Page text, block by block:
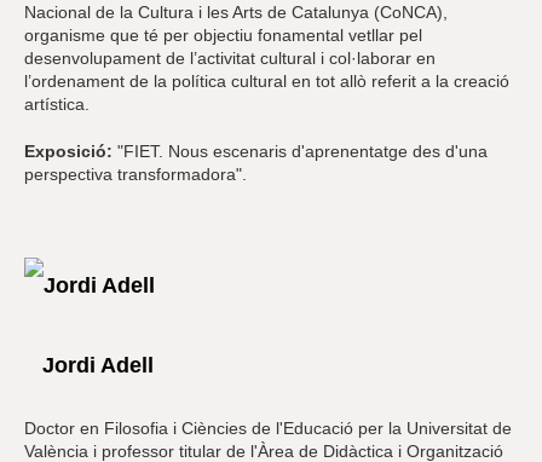
Nacional de la Cultura i les Arts de Catalunya (CoNCA),
organisme que té per objectiu fonamental vetllar pel
desenvolupament de l’activitat cultural i col·laborar en
l’ordenament de la política cultural en tot allò referit a la creació
artística.
Exposició: "FIET. Nous escenaris d'aprenentatge des d'una
perspectiva transformadora".
Jordi Adell
Doctor en Filosofia i Ciències de l'Educació per la Universitat de
València i professor titular de l'Àrea de Didàctica i Organització